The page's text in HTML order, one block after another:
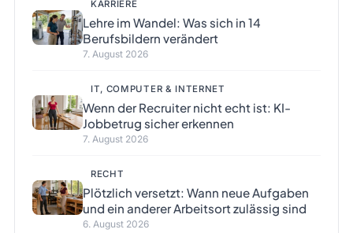
KARRIERE
Lehre im Wandel: Was sich in 14
Berufsbildern verändert
7. August 2026
IT, COMPUTER & INTERNET
Wenn der Recruiter nicht echt ist: KI-
Jobbetrug sicher erkennen
7. August 2026
RECHT
Plötzlich versetzt: Wann neue Aufgaben
und ein anderer Arbeitsort zulässig sind
6. August 2026